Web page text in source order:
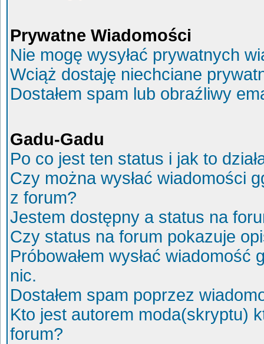
Prywatne Wiadomości
Nie mogę wysyłać prywatnych
Wciąż dostaję niechciane
Dostałem spam lub obraźliwy
Gadu-Gadu
Po co jest ten status i jak to
Czy można wysłać wiadomości
z forum?
Jestem dostępny a status na
Czy status na forum pokazuje
Próbowałem wysłać
nic.
Dostałem spam poprzez
Kto jest autorem moda(skryptu)
forum?